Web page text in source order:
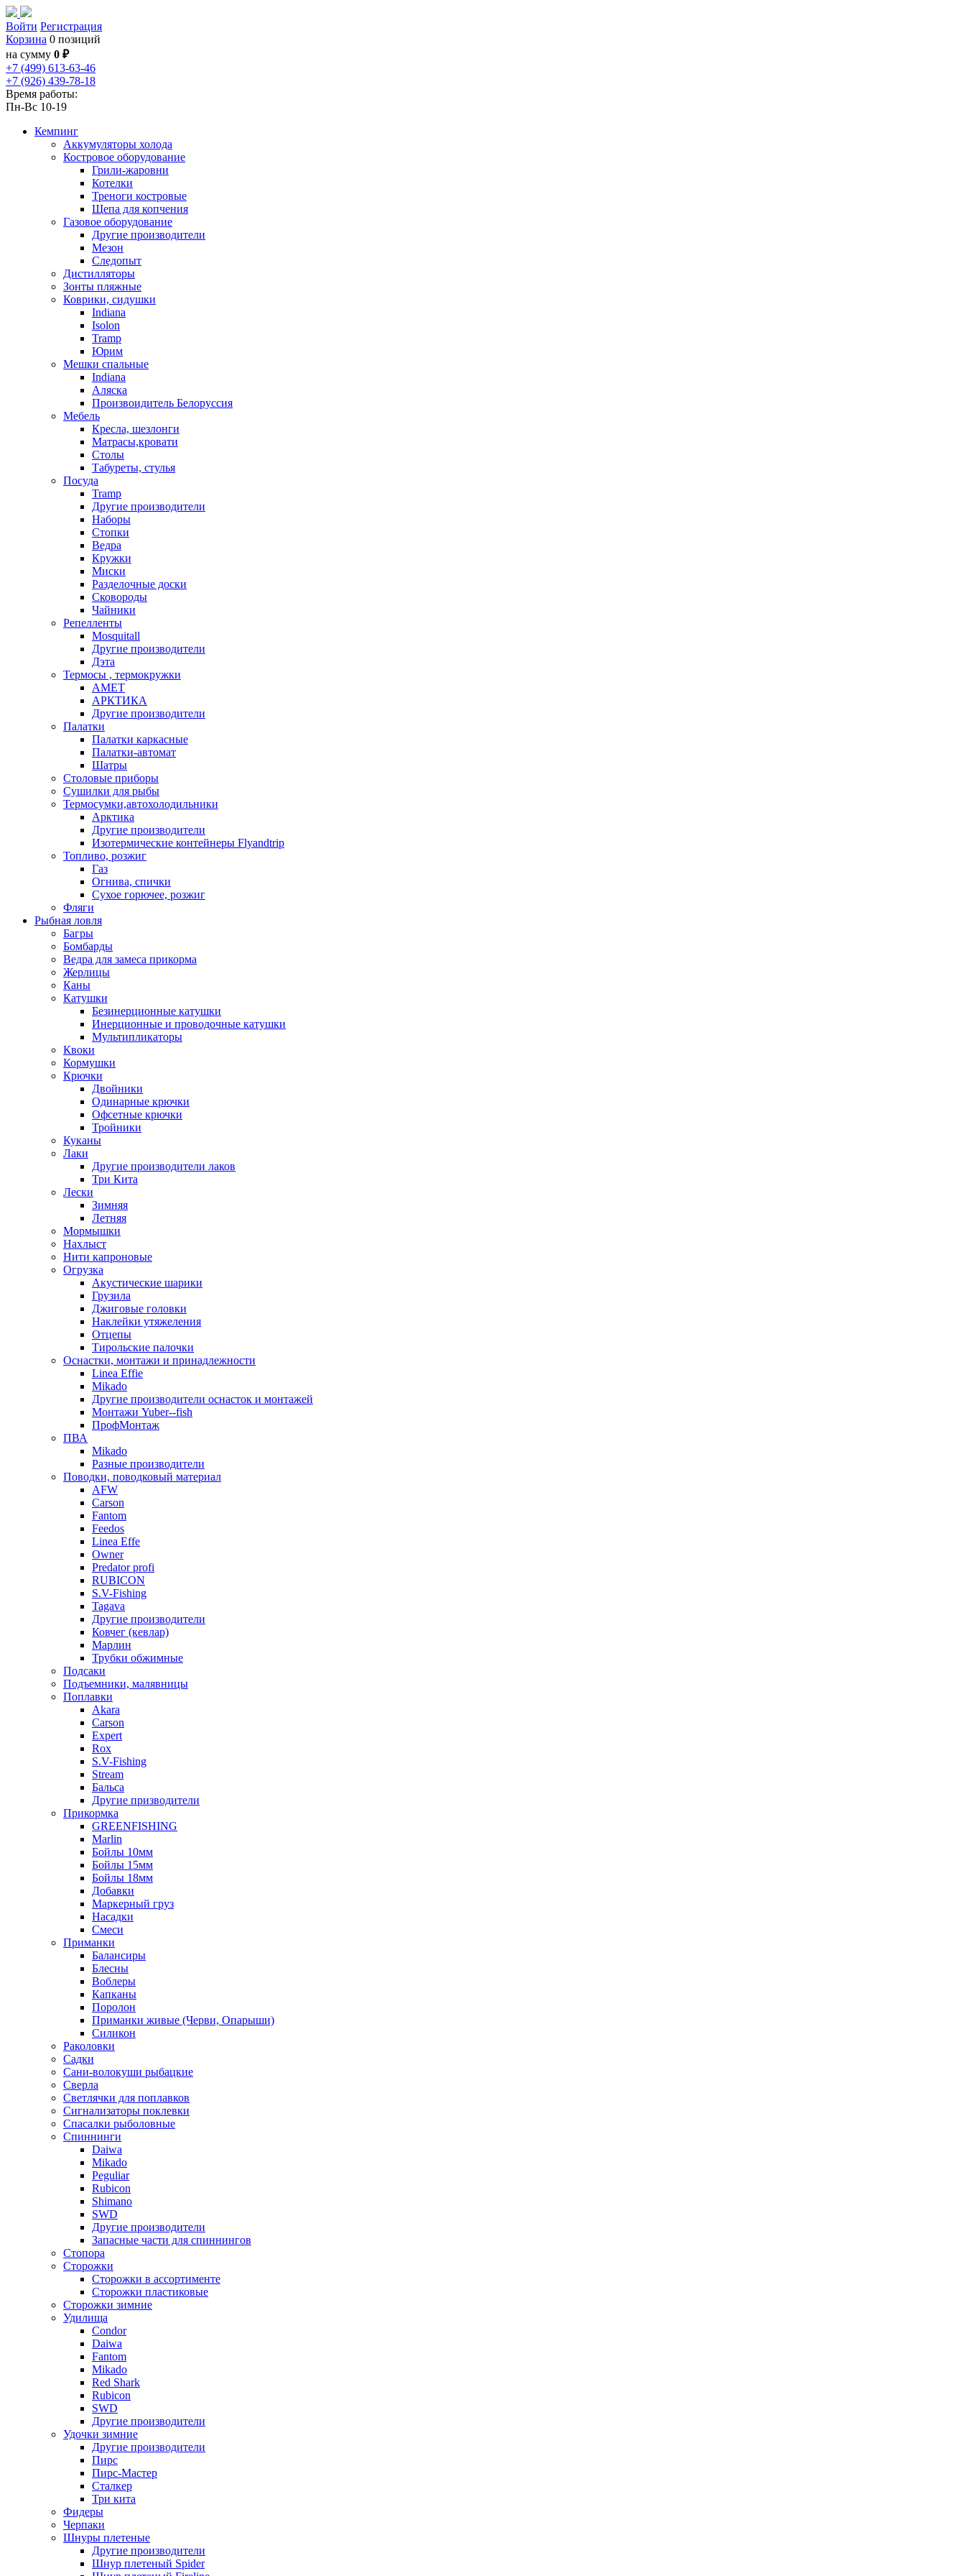
Войти Регистрация
Корзина 0 позиций
на сумму 0 ₽
+7 (499) 613-63-46
+7 (926) 439-78-18
Время работы:
Пн-Вс 10-19
Кемпинг
Аккумуляторы холода
Костровое оборудование
Грили-жаровни
Котелки
Треноги костровые
Щепа для копчения
Газовое оборудование
Другие производители
Мезон
Следопыт
Дистилляторы
Зонты пляжные
Коврики, сидушки
Indiana
Isolon
Tramp
Юрим
Мешки спальные
Indiana
Аляска
Произвоидитель Белоруссия
Мебель
Кресла, шезлонги
Матрасы,кровати
Столы
Табуреты, стулья
Посуда
Tramp
Другие производители
Наборы
Стопки
Ведра
Кружки
Миски
Разделочные доски
Сковороды
Чайники
Репелленты
Mosquitall
Другие производители
Дэта
Термосы , термокружки
АМЕТ
АРКТИКА
Другие производители
Палатки
Палатки каркасные
Палатки-автомат
Шатры
Столовые приборы
Сушилки для рыбы
Термосумки,автохолодильники
Арктика
Другие производители
Изотермические контейнеры Flyandtrip
Топливо, розжиг
Газ
Огнива, спички
Сухое горючее, розжиг
Фляги
Рыбная ловля
Багры
Бомбарды
Ведра для замеса прикорма
Жерлицы
Каны
Катушки
Безинерционные катушки
Инерционные и проводочные катушки
Мультипликаторы
Квоки
Кормушки
Крючки
Двойники
Одинарные крючки
Офсетные крючки
Тройники
Куканы
Лаки
Другие производители лаков
Три Кита
Лески
Зимняя
Летняя
Мормышки
Нахлыст
Нити капроновые
Огрузка
Акустические шарики
Грузила
Джиговые головки
Наклейки утяжеления
Отцепы
Тирольские палочки
Оснастки, монтажи и принадлежности
Linea Effie
Mikado
Другие производители оснасток и монтажей
Монтажи Yuber--fish
ПрофМонтаж
ПВА
Mikado
Разные производители
Поводки, поводковый материал
AFW
Carson
Fantom
Feedos
Linea Effe
Owner
Predator profi
RUBICON
S.V-Fishing
Tagava
Другие производители
Ковчег (кевлар)
Марлин
Трубки обжимные
Подсаки
Подъемники, малявницы
Поплавки
Akara
Carson
Expert
Rox
S.V-Fishing
Stream
Бальса
Другие призводители
Прикормка
GREENFISHING
Marlin
Бойлы 10мм
Бойлы 15мм
Бойлы 18мм
Добавки
Маркерный груз
Насадки
Смеси
Приманки
Балансиры
Блесны
Воблеры
Капканы
Поролон
Приманки живые (Черви, Опарыши)
Силикон
Раколовки
Садки
Сани-волокуши рыбацкие
Сверла
Светлячки для поплавков
Сигнализаторы поклевки
Спасалки рыболовные
Спиннинги
Daiwa
Mikado
Peguliar
Rubicon
Shimano
SWD
Другие производители
Запасные части для спиннингов
Стопора
Сторожки
Сторожки в ассортименте
Сторожки пластиковые
Сторожки зимние
Удилища
Condor
Daiwa
Fantom
Mikado
Red Shark
Rubicon
SWD
Другие производители
Удочки зимние
Другие производители
Пирс
Пирс-Мастер
Сталкер
Три кита
Фидеры
Черпаки
Шнуры плетеные
Другие производители
Шнур плетеный Spider